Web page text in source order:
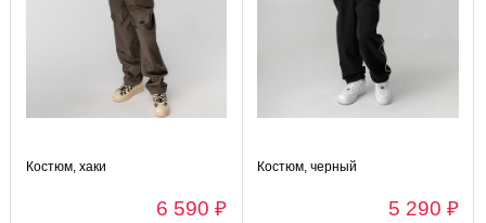
Костюм, хаки
6 590 ₽
Костюм, черный
5 290 ₽